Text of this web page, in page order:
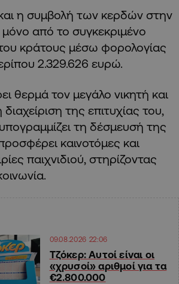
και η συμβολή των κερδών στην
από το συγκεκριμένο
κράτους μέσω φορολογίας
2.329.626 ευρώ.
θερμά τον μεγάλο νικητή και
της επιτυχίας του,
τη δέσμευσή της
καινοτόμες και
παιχνιδιού, στηρίζοντας
09.08.2026 22:06
Τζόκερ: Αυτοί είναι οι
«χρυσοί» αριθμοί για τα
€2.800.000